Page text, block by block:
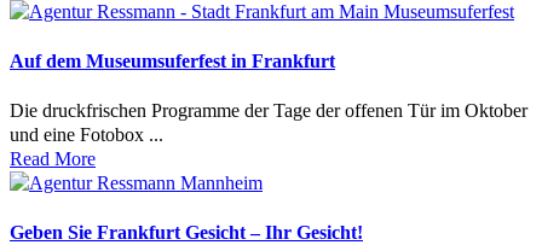
Auf dem Museumsuferfest in Frankfurt
Die druckfrischen Programme der Tage der offenen Tür im Oktober
und eine Fotobox ...
Read More
Geben Sie Frankfurt Gesicht – Ihr Gesicht!